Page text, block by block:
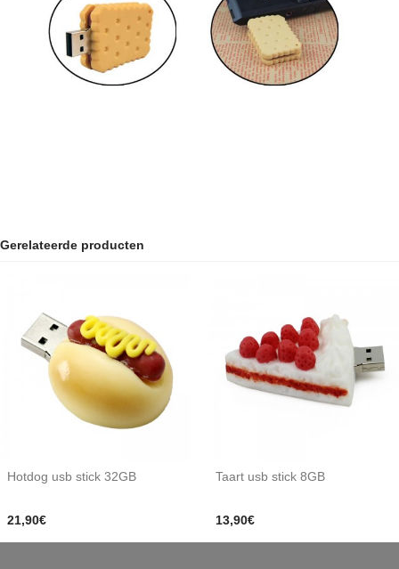
Gerelateerde producten
Hotdog usb stick 32GB
21,90€
Taart usb stick 8GB
13,90€